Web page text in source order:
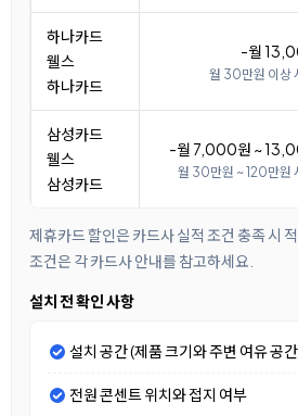
하나카드
웰스
하나카드
-월
월 30만원 이상
삼성카드
웰스
삼성카드
-월 7,000원 ~
월 30만원 ~ 120만원
제휴카드 할인은 카드사 실적 조건 충족 시
조건은 각 카드사 안내를 참고하세요.
설치 전 확인 사항
설치 공간 (제품 크기와 주변 여유 공
전원 콘센트 위치와 접지 여부